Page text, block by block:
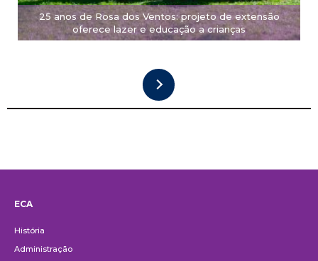
25 anos de Rosa dos Ventos: projeto de extensão
oferece lazer e educação a crianças
ECA
História
Administração